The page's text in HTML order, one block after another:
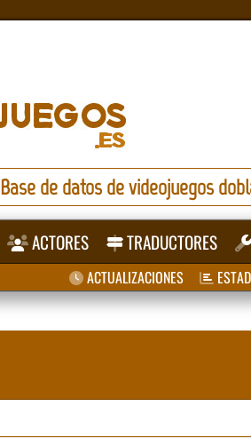
Base de datos de videojuegos
ACTORES TRADUCTORES
ACTUALIZACIONES